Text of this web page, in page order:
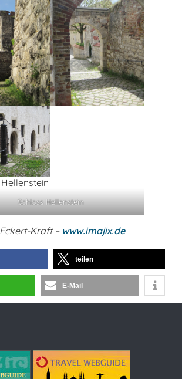
Schloss Hellenstein
Kraft – www.imajix.de
teilen
E-Mail